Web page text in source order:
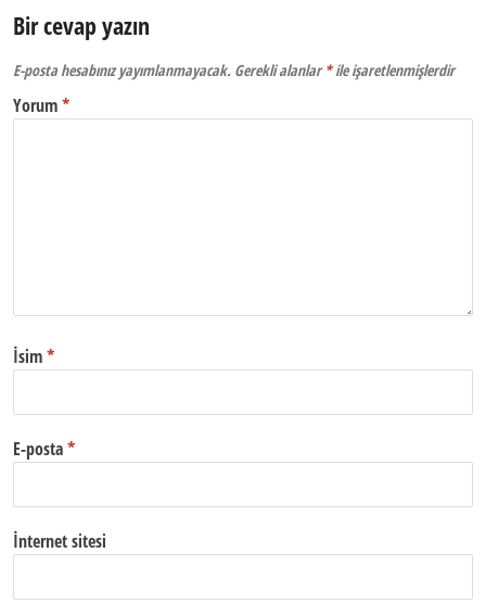
Bir cevap yazın
E-posta hesabınız yayımlanmayacak. Gerekli alanlar*ile işaretlenmişlerdir
Yorum*
İsim*
E-posta*
İnternet sitesi